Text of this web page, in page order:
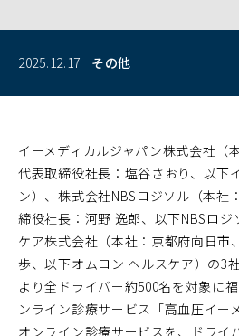
2025.12.17 その他
イーメディカルジャパン株式会社（
代表取締役社長：塩谷さおり、以下
ン）、株式会社NBSロジソル（本社
締役社長：河野 逸郎、以下NBSロ
ケア株式会社（本社：京都府向日市
歩、以下オムロン ヘルスケア）の3
より全ドライバー約500名を対象に
ンライン診療サービス「高血圧イー
オンライン診療サービスを、ドライ